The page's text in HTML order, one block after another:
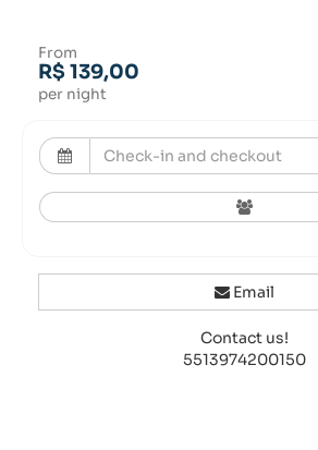
From
R$ 139,00
per night
Email
Contact us!
5513974200150